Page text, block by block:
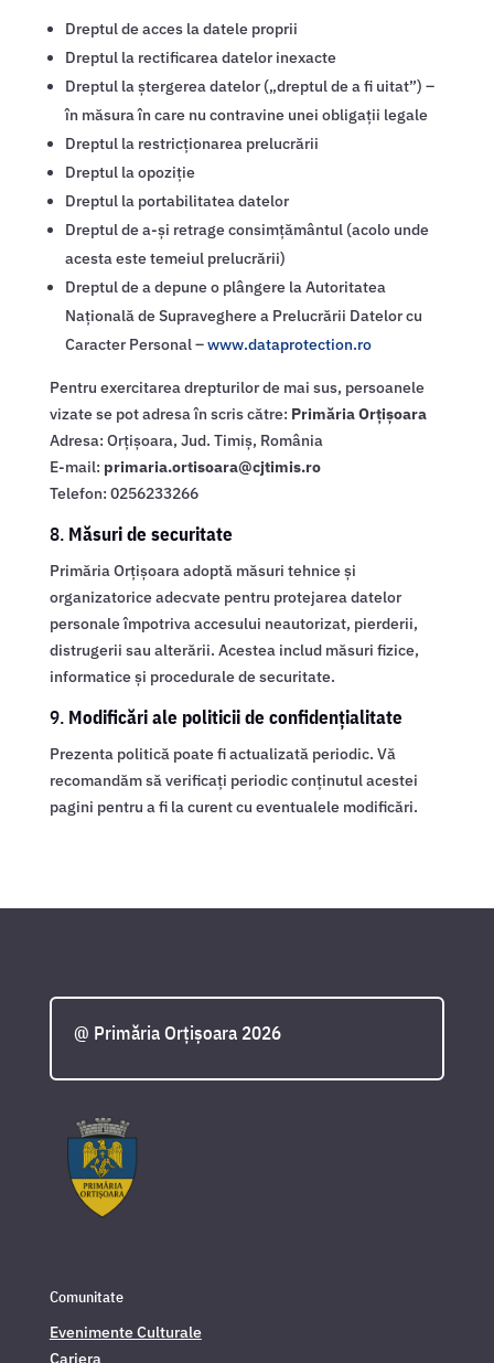
Dreptul de acces la datele proprii
Dreptul la rectificarea datelor inexacte
Dreptul la ștergerea datelor („dreptul de a fi uitat”) –
în măsura în care nu contravine unei obligații legale
Dreptul la restricționarea prelucrării
Dreptul la opoziție
Dreptul la portabilitatea datelor
Dreptul de a-și retrage consimțământul (acolo unde
acesta este temeiul prelucrării)
Dreptul de a depune o plângere la Autoritatea
Națională de Supraveghere a Prelucrării Datelor cu
Caracter Personal –www.dataprotection.ro
Pentru exercitarea drepturilor de mai sus, persoanele
vizate se pot adresa în scris către: Primăria Orțișoara
Adresa: Orțișoara, Jud. Timiș, România
E-mail: primaria.ortisoara@cjtimis.ro
Telefon: 0256233266
8. Măsuri de securitate
Primăria Orțișoara adoptă măsuri tehnice și
organizatorice adecvate pentru protejarea datelor
personale împotriva accesului neautorizat, pierderii,
distrugerii sau alterării. Acestea includ măsuri fizice,
informatice și procedurale de securitate.
9. Modificări ale politicii de confidențialitate
Prezenta politică poate fi actualizată periodic. Vă
recomandăm să verificați periodic conținutul acestei
pagini pentru a fi la curent cu eventualele modificări.
@ Primăria Orțișoara 2026
Comunitate
Evenimente Culturale
Cariera